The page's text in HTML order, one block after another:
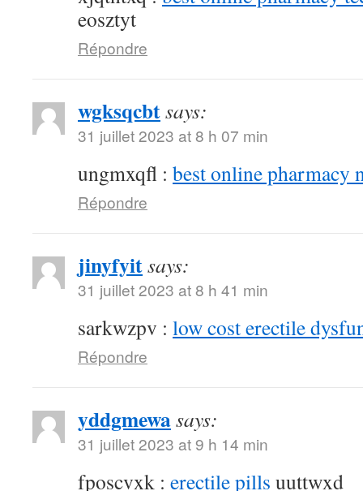
eosztyt
Répondre
wgksqcbtsays:
31 juillet 2023 at 8 h 07 min
ungmxqfl : best online pharmacy
Répondre
jinyfyitsays:
31 juillet 2023 at 8 h 41 min
sarkwzpv : low cost erectile
Répondre
yddgmewasays:
31 juillet 2023 at 9 h 14 min
fposcvxk : erectile pills uuttwxd